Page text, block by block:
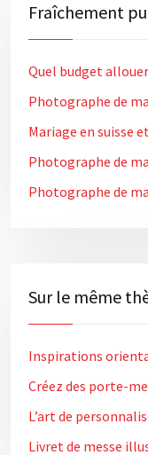
Fraîchement
Quel budget
Photographe de
Mariage en suisse
Photographe de
Photographe de
Sur le même
Inspirations
Créez des porte-
L’art de
Livret de messe